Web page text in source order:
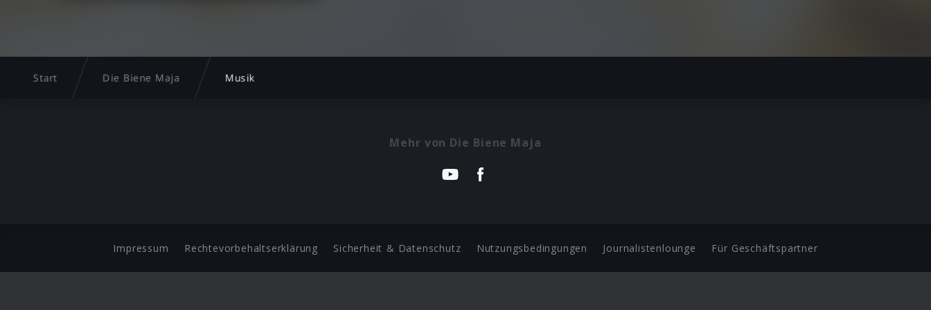
Start Die Biene Maja Musik
Mehr von Die Biene Maja
Impressum Rechtevorbehaltserklärung Sicherheit & Datenschutz Nutzungsbedingungen Journalistenlounge Für Geschäftspartner